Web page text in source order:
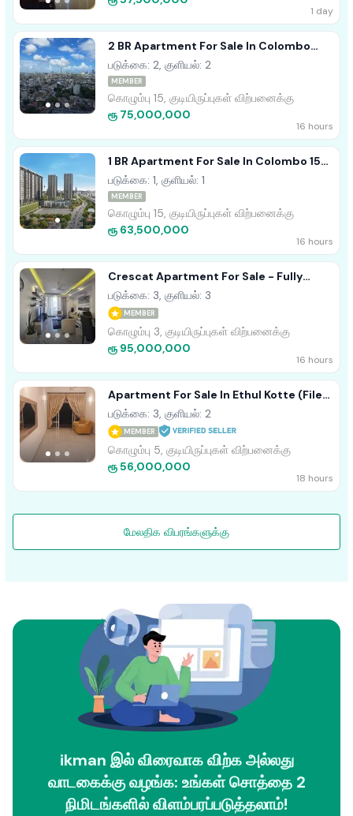
1 day
2 BR Apartment For Sale In Colombo
Marina (square)
படுக்கை: 2, குளியல்: 2
MEMBER
கொழும்பு 15, குடியிருப்புகள் விற்பனைக்கு
ரூ 75,000,000
16 hours
1 BR Apartment For Sale In Colombo 15
(Marina Square)
படுக்கை: 1, குளியல்: 1
MEMBER
கொழும்பு 15, குடியிருப்புகள் விற்பனைக்கு
ரூ 63,500,000
16 hours
Crescat Apartment For Sale - Fully
Furnished
படுக்கை: 3, குளியல்: 3
MEMBER
கொழும்பு 3, குடியிருப்புகள் விற்பனைக்கு
ரூ 95,000,000
16 hours
Apartment For Sale In Ethul Kotte (File
No - 1115 B/2)
படுக்கை: 3, குளியல்: 2
MEMBER
கொழும்பு 5, குடியிருப்புகள் விற்பனைக்கு
ரூ 56,000,000
18 hours
மேலதிக விபரங்களுக்கு
ikman இல் விரைவாக விற்க அல்லது
வாடகைக்கு வழங்க: உங்கள் சொத்தை 2
நிமிடங்களில் விளம்பரப்படுத்தலாம்!